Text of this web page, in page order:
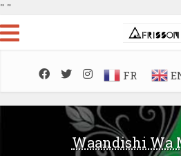
" "
FR
Waandishi Wa